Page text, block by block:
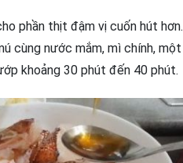
phần thịt đậm vị cuốn hút hơn.
cùng nước mắm, mì chính, một
khoảng 30 phút đến 40 phút.